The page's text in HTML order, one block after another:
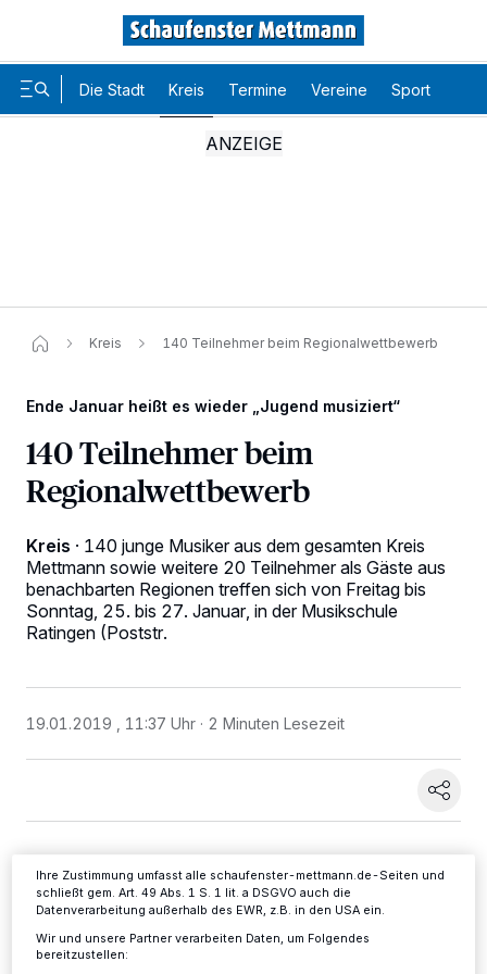
Die Stadt Kreis Termine Vereine Sport
Kreis 140 Teilnehmer beim Regionalwettbewerb
Ende Januar heißt es wieder „Jugend musiziert“
140 Teilnehmer beim
Regionalwettbewerb
Kreis · 140 junge Musiker aus dem gesamten Kreis
Mettmann sowie weitere 20 Teilnehmer als Gäste aus
benachbarten Regionen treffen sich von Freitag bis
Sonntag, 25. bis 27. Januar, in der Musikschule
Ratingen (Poststr.
19.01.2019 , 11:37 Uhr 2 Minuten Lesezeit
musiziert".
Kennungen auf Ihrem Gerät zu. Durch Auswahl von OK aktivieren Sie
verarbeiten Daten, um Ihnen Dienste bereitzustellen“ aufgeführten
Anzeigen möglicherweise nicht mehr so relevant für Sie. Sie können
ändern oder Ihre Einwilligung zu widerrufen, indem Sie auf den Link
Ihre Zustimmung umfasst alle schaufenster-mettmann.de-Seiten und
schließt gem. Art. 49 Abs. 1 S. 1 lit. a DSGVO auch die
Datenverarbeitung außerhalb des EWR, z.B. in den USA ein.
Wir und unsere Partner verarbeiten Daten, um Folgendes
bereitzustellen: